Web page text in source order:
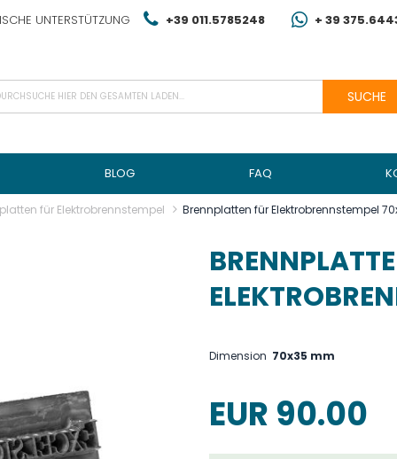
UNTERSTÜTZUNG +39 011.5785248 + 39
SUCHE
BLOG FAQ
für Elektrobrennstempel Brennplatten für Elektrobrennstempel
Dimension 70x35 mm
EUR 90.00